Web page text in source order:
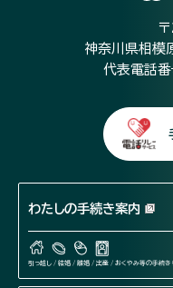
神奈川県相
代表電話
わたしの手続き案内
引っ越し / 結婚 / 離婚 / 出産 / おくやみ等の手続きを